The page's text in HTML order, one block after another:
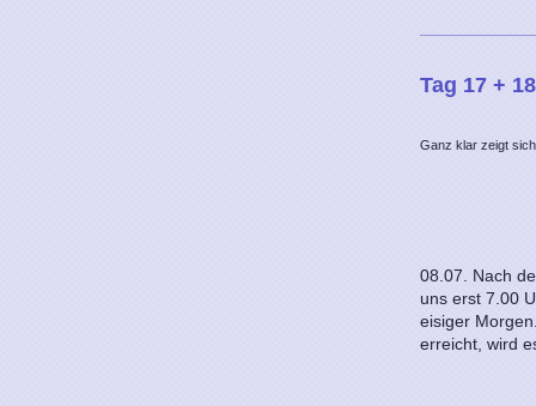
Tag 17 + 18
Ganz klar zeigt
08.07. Nach
uns erst 7.00
eisiger
erreicht, wird